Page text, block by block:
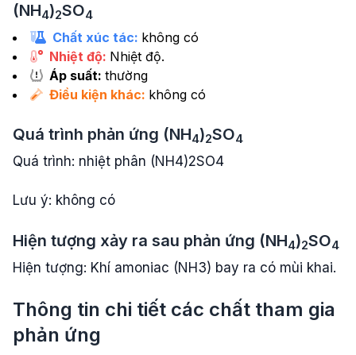
(NH4)2SO4
Chất xúc tác: không có
Nhiệt độ: Nhiệt độ.
Áp suất: thường
Điều kiện khác: không có
Quá trình phản ứng (NH4)2SO4
Quá trình: nhiệt phân (NH4)2SO4
Lưu ý: không có
Hiện tượng xảy ra sau phản ứng (NH4)2SO4
Hiện tượng: Khí amoniac (NH3) bay ra có mùi khai.
Thông tin chi tiết các chất tham gia
phản ứng